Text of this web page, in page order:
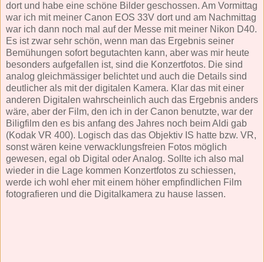
dort und habe eine schöne Bilder geschossen. Am Vormittag
war ich mit meiner Canon EOS 33V dort und am Nachmittag
war ich dann noch mal auf der Messe mit meiner Nikon D40.
Es ist zwar sehr schön, wenn man das Ergebnis seiner
Bemühungen sofort begutachten kann, aber was mir heute
besonders aufgefallen ist, sind die Konzertfotos. Die sind
analog gleichmässiger belichtet und auch die Details sind
deutlicher als mit der digitalen Kamera. Klar das mit einer
anderen Digitalen wahrscheinlich auch das Ergebnis anders
wäre, aber der Film, den ich in der Canon benutzte, war der
Biligfilm den es bis anfang des Jahres noch beim Aldi gab
(Kodak VR 400). Logisch das das Objektiv IS hatte bzw. VR,
sonst wären keine verwacklungsfreien Fotos möglich
gewesen, egal ob Digital oder Analog. Sollte ich also mal
wieder in die Lage kommen Konzertfotos zu schiessen,
werde ich wohl eher mit einem höher empfindlichen Film
fotografieren und die Digitalkamera zu hause lassen.